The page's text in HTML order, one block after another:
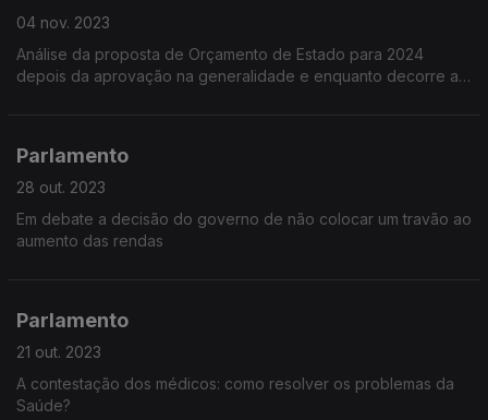
04 nov. 2023
Análise da proposta de Orçamento de Estado para 2024
depois da aprovação na generalidade e enquanto decorre a
Parlamento
28 out. 2023
Em debate a decisão do governo de não colocar um travão ao
aumento das rendas
Parlamento
21 out. 2023
A contestação dos médicos: como resolver os problemas da
Saúde?